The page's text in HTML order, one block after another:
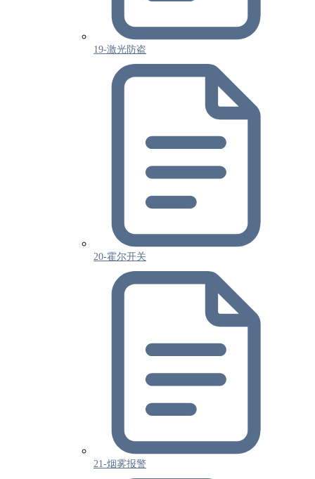
19-激光防盗
20-霍尔开关
21-烟雾报警